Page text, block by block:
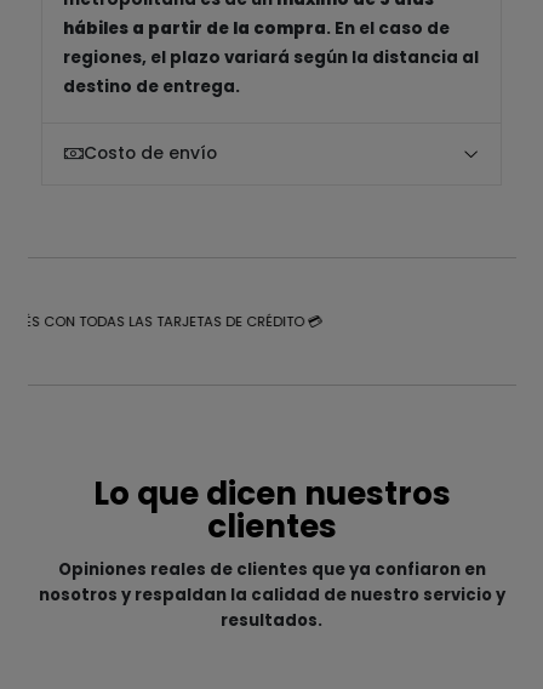
hábiles a partir de la compra. En el caso de
regiones, el plazo variará según la distancia al
destino de entrega.
Costo de envío
CON TODAS LAS TARJETAS DE CRÉDITO 💳
Lo que dicen nuestros
clientes
Opiniones reales de clientes que ya confiaron en
nosotros y respaldan la calidad de nuestro servicio y
resultados.